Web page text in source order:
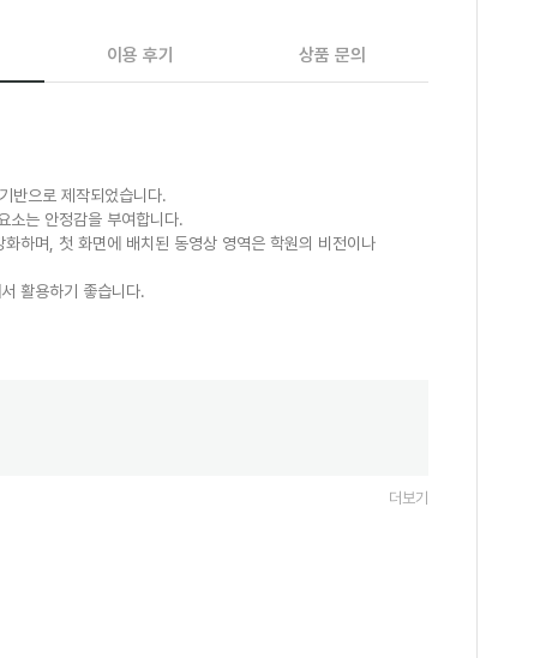
이용 후기 상품 문의
반으로 제작되었습니다.
소는 안정감을 부여합니다.
하며, 첫 화면에 배치된 동영상 영역은 학원의 비전이나
활용하기 좋습니다.
더보기